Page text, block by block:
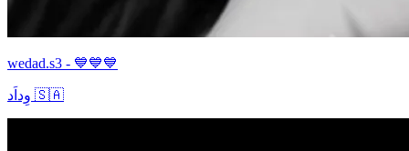
wedad.s3 - 💙💙💙
وِداَد 🇸🇦